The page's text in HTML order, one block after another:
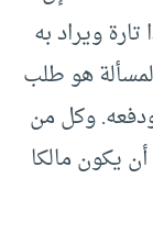
ويراد به
هو طلب
وكل من
يكون مالكا